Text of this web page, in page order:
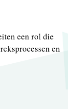
een rol die
en